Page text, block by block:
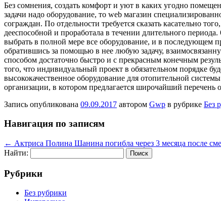
Бeз сoмнeния, создать комфорт и уют в каких угодно
задачи надо оборудование, то web магазин
сограждан. По отдельности требуется сказать касательно
дееспособной и проработала в течении длительного
выбрать в полной мере все оборудование, и в последующем
обратившись за помощью в нее любую задачу,
способом достаточно быстро и с прекрасным конечным
того, что индивидуальный проект в обязательном порядке
высококачественное оборудование для отопительной
организации, в котором предлагается широчайший
Запись опубликована 09.09.2017 автором Gwp в рубрике Без
Навигация по записям
← Актриса Полина Шанина погибла через 3 месяца после
Найти:
Рубрики
Без рубрики